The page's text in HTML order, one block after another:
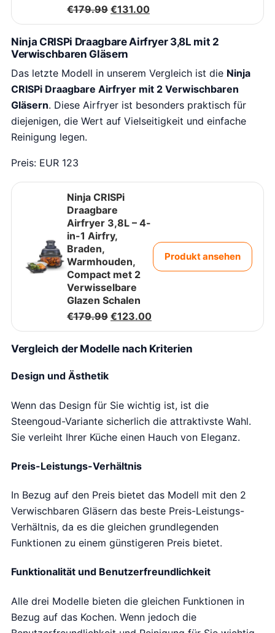
€179.99 O
s
p
o
n
k
e
l
p
r
i
j
s
w
s
:
€
1
7
9
.
9
€131.00H
d
g
e
p
r
i
j
€
0
0
Ninja CRISPi Draagbare Airfryer 3,8L mit 2
Verwischbaren Gläsern
Das letzte Modell in unserem Vergleich ist die Ninja
CRISPi Draagbare Airfryer mit 2 Verwischbaren
Gläsern. Diese Airfryer ist besonders praktisch für
diejenigen, die Wert auf Vielseitigkeit und einfache
Reinigung legen.
Preis: EUR 123
Ninja CRISPi
Draagbare
Airfryer 3,8L – 4-
in-1 Airfry,
Braden,
Warmhouden,
Compact met 2
Verwisselbare
Glazen Schalen
€179.99 O
s
k
e
l
i
k
p
r
i
j
w
s
1
7
9
€123.00H
d
r
i
s
€
1
2
3
0
.
Produkt ansehen
Vergleich der Modelle nach Kriterien
Design und Ästhetik
Wenn das Design für Sie wichtig ist, ist die
Steengoud-Variante sicherlich die attraktivste Wahl.
Sie verleiht Ihrer Küche einen Hauch von Eleganz.
Preis-Leistungs-Verhältnis
In Bezug auf den Preis bietet das Modell mit den 2
Verwischbaren Gläsern das beste Preis-Leistungs-
Verhältnis, da es die gleichen grundlegenden
Funktionen zu einem günstigeren Preis bietet.
Funktionalität und Benutzerfreundlichkeit
Alle drei Modelle bieten die gleichen Funktionen in
Bezug auf das Kochen. Wenn jedoch die